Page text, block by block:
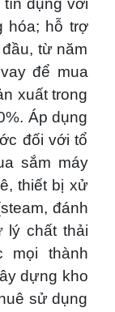
dụng với
hóa; hỗ trợ
từ năm
để mua
xuất trong
Áp dụng
đối với tổ
sắm máy
thiết bị xử
đánh
lý chất thải
mọi thành
dựng kho
sử dụng